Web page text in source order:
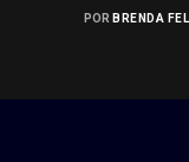
POR BRENDA